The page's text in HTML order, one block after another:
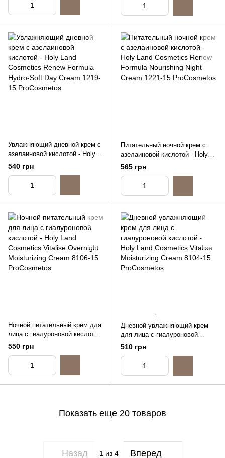
Увлажняющий дневной крем с
азелаиновой кислотой - Holy
Land Cosmetics Renew Formula
Hydro-Soft Day Cream, 15ml
(распив)
540 грн
Питательный ночной крем с
азелаиновой кислотой - Holy
Land Cosmetics Renew Formula
Nourishing Night Cream, 15ml
(распив)
565 грн
Ночной питательный крем для
лица с гиалуроновой кислотой
- Holy Land Cosmetics Vitalise
Overnight Moisturizing Cream,
15ml (распив)
550 грн
1
Дневной увлажняющий крем
для лица с гиалуроновой
кислотой - Holy Land Cosmetics
Vitalise Moisturizing Cream,
15ml (распив)
510 грн
Показать еще 20 товаров
Назад 1из 4 Вперед